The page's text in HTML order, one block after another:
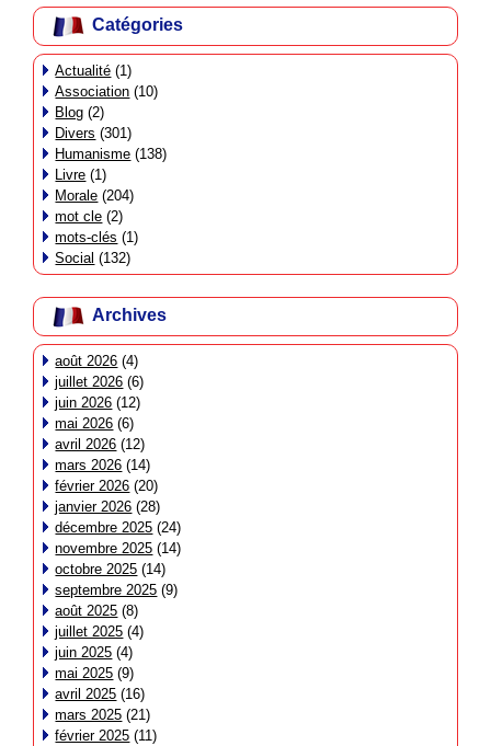
Catégories
Actualité (1)
Association (10)
Blog (2)
Divers (301)
Humanisme (138)
Livre (1)
Morale (204)
mot cle (2)
mots-clés (1)
Social (132)
Archives
août 2026 (4)
juillet 2026 (6)
juin 2026 (12)
mai 2026 (6)
avril 2026 (12)
mars 2026 (14)
février 2026 (20)
janvier 2026 (28)
décembre 2025 (24)
novembre 2025 (14)
octobre 2025 (14)
septembre 2025 (9)
août 2025 (8)
juillet 2025 (4)
juin 2025 (4)
mai 2025 (9)
avril 2025 (16)
mars 2025 (21)
février 2025 (11)